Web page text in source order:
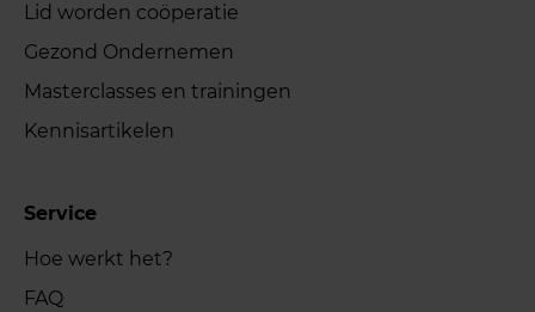
Lid worden coöperatie
Gezond Ondernemen
Masterclasses en trainingen
Kennisartikelen
Service
Hoe werkt het?
FAQ